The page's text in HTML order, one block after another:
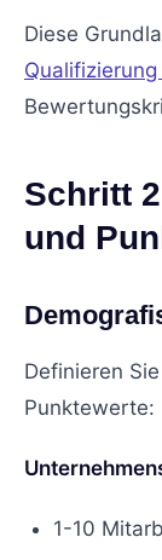
Diese
Schritt
und
Definieren
Punktewerte:
1-10